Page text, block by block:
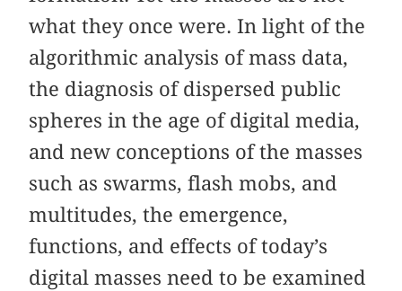
what they once were. In light of the
algorithmic analysis of mass data,
the diagnosis of dispersed public
spheres in the age of digital media,
and new conceptions of the masses
such as swarms, flash mobs, and
multitudes, the emergence,
functions, and effects of today’s
digital masses need to be examined